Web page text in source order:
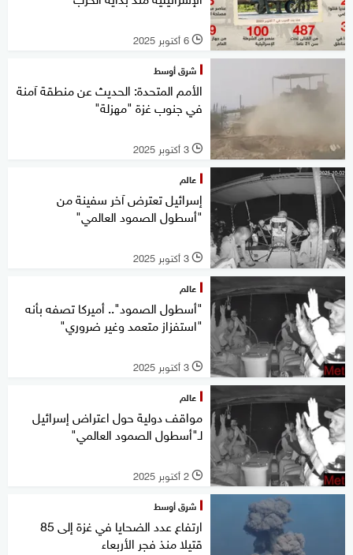
l 6 أكتوبر 2025
شرق أوسط
الأمم المتحدة: الحديث عن منطقة آمنة
في جنوب غزة "مهزلة"
l 3 أكتوبر 2025
عالم
إسرائيل تعترض آخر سفينة من
"أسطول الصمود العالمي"
l 3 أكتوبر 2025
عالم
"أسطول الصمود".. أميركا تصفه بأنه
"استفزاز متعمد وغير ضروري"
l 3 أكتوبر 2025
عالم
مواقف دولية حول اعتراض إسرائيل
لـ"أسطول الصمود العالمي"
l 2 أكتوبر 2025
شرق أوسط
ارتفاع عدد الضحايا في غزة إلى 85
قتيلا منذ فجر الأربعاء